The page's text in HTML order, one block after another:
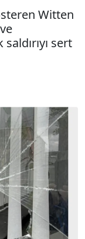
Witten
sert